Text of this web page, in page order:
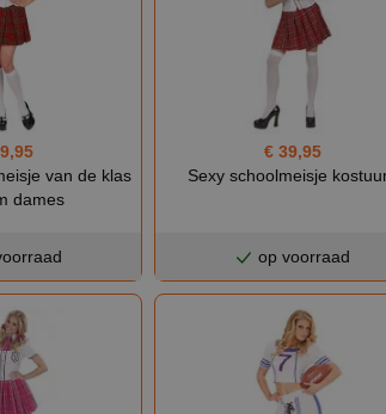
van de klas
dames
€ 39,95
Sexy schoolmeisje
op voorraad